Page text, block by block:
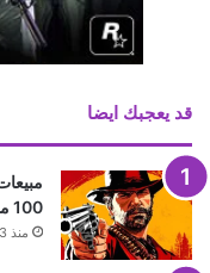
قد يعجبك ايضا
100 مليون نسخة
منذ 3 ساعات